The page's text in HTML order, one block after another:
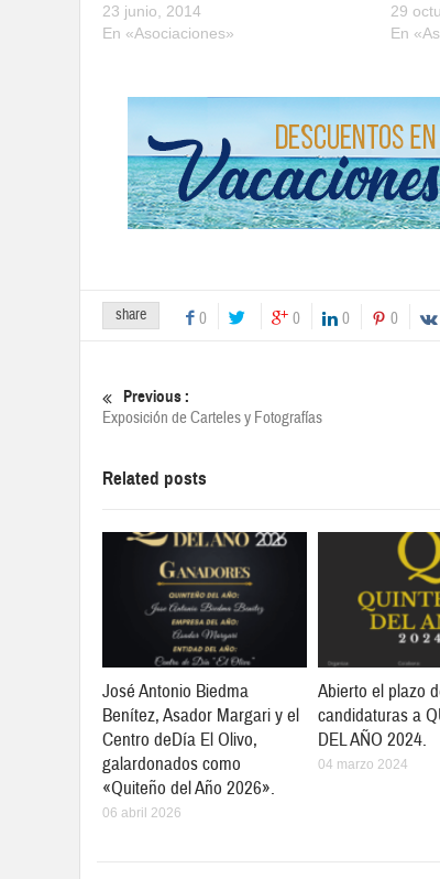
23 junio, 2014
En «Asociaciones»
29
En
share 0 0 0 0
Previous :
Exposición de Carteles y Fotografías
Related posts
José Antonio Biedma
Benítez, Asador Margari y el
Centro deDía El Olivo,
galardonados como
«Quiteño del Año 2026».
06 abril 2026
Abierto el plazo
candidaturas a
DEL AÑO 2024.
04 marzo 2024